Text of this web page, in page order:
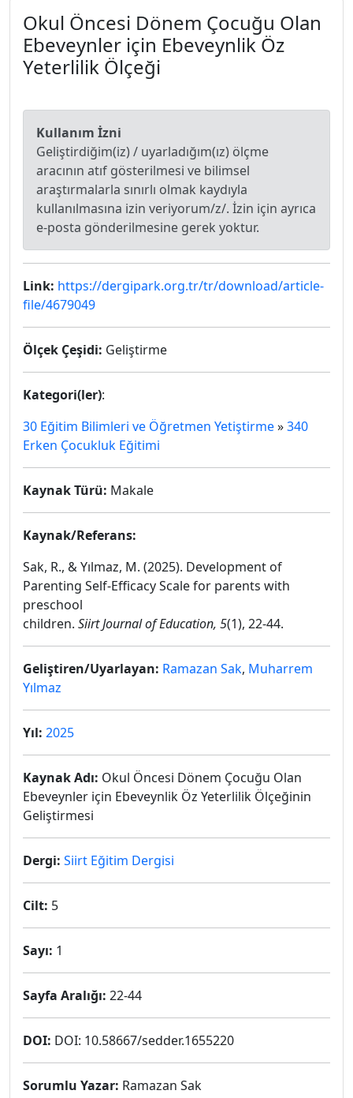
Okul Öncesi Dönem Çocuğu Olan
Ebeveynler için Ebeveynlik Öz
Yeterlilik Ölçeği
Kullanım İzni
Geliştirdiğim(iz) / uyarladığım(ız) ölçme
aracının atıf gösterilmesi ve bilimsel
araştırmalarla sınırlı olmak kaydıyla
kullanılmasına izin veriyorum/z/. İzin için ayrıca
e-posta gönderilmesine gerek yoktur.
Link: https://dergipark.org.tr/tr/download/article-
file/4679049
Ölçek Çeşidi: Geliştirme
Kategori(ler):
30 Eğitim Bilimleri ve Öğretmen Yetiştirme»340
Erken Çocukluk Eğitimi
Kaynak Türü: Makale
Kaynak/Referans:
Sak, R., & Yılmaz, M. (2025). Development of
Parenting Self-Efficacy Scale for parents with
preschool
children. Siirt Journal of Education, 5(1), 22-44.
Geliştiren/Uyarlayan: Ramazan Sak, Muharrem
Yılmaz
Yıl: 2025
Kaynak Adı: Okul Öncesi Dönem Çocuğu Olan
Ebeveynler için Ebeveynlik Öz Yeterlilik Ölçeğinin
Geliştirmesi
Dergi: Siirt Eğitim Dergisi
Cilt: 5
Sayı: 1
Sayfa Aralığı: 22-44
DOI: DOI: 10.58667/sedder.1655220
Sorumlu Yazar: Ramazan Sak